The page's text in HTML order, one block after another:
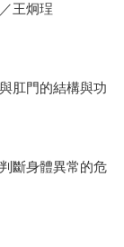
王炯珵
肛門的結構與功
斷身體異常的危